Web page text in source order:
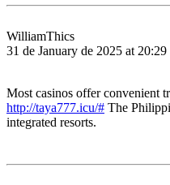
WilliamThics
31 de January de 2025 at 20:29
Most casinos offer convenient
http://taya777.icu/# The
integrated resorts.